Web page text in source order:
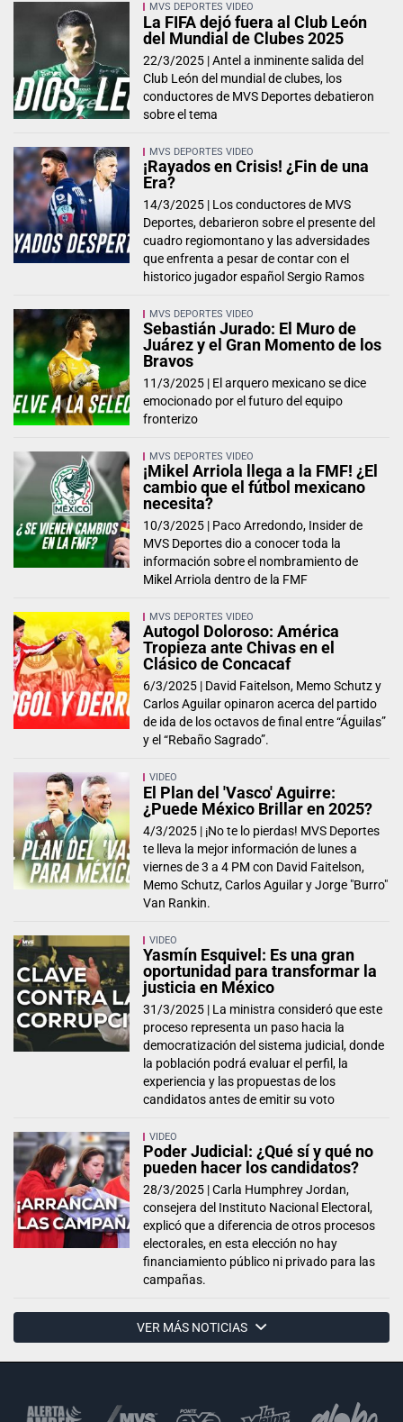
MVS DEPORTES VIDEO
La FIFA dejó fuera al Club León
del Mundial de Clubes 2025
22/3/2025 |Antel a inminente salida del
Club León del mundial de clubes, los
conductores de MVS Deportes debatieron
sobre el tema
MVS DEPORTES VIDEO
¡Rayados en Crisis! ¿Fin de una
Era?
14/3/2025 | Los conductores de MVS
Deportes, debarieron sobre el presente del
cuadro regiomontano y las adversidades
que enfrenta a pesar de contar con el
historico jugador español Sergio Ramos
MVS DEPORTES VIDEO
Sebastián Jurado: El Muro de
Juárez y el Gran Momento de los
Bravos
11/3/2025 | El arquero mexicano se dice
emocionado por el futuro del equipo
fronterizo
MVS DEPORTES VIDEO
¡Mikel Arriola llega a la FMF! ¿El
cambio que el fútbol mexicano
necesita?
10/3/2025 | Paco Arredondo, Insider de
MVS Deportes dio a conocer toda la
información sobre el nombramiento de
Mikel Arriola dentro de la FMF
MVS DEPORTES VIDEO
Autogol Doloroso: América
Tropieza ante Chivas en el
Clásico de Concacaf
6/3/2025 | David Faitelson, Memo Schutz y
Carlos Aguilar opinaron acerca del partido
de ida de los octavos de final entre “Águilas”
y el “Rebaño Sagrado”.
VIDEO
El Plan del 'Vasco' Aguirre:
¿Puede México Brillar en 2025?
4/3/2025 | ¡No te lo pierdas! MVS Deportes
te lleva la mejor información de lunes a
viernes de 3 a 4 PM con David Faitelson,
Memo Schutz, Carlos Aguilar y Jorge "Burro"
Van Rankin.
VIDEO
Yasmín Esquivel: Es una gran
oportunidad para transformar la
justicia en México
31/3/2025 | La ministra consideró que este
proceso representa un paso hacia la
democratización del sistema judicial, donde
la población podrá evaluar el perfil, la
experiencia y las propuestas de los
candidatos antes de emitir su voto
VIDEO
Poder Judicial: ¿Qué sí y qué no
pueden hacer los candidatos?
28/3/2025 |Carla Humphrey Jordan,
consejera del Instituto Nacional Electoral,
explicó que a diferencia de otros procesos
electorales, en esta elección no hay
financiamiento público ni privado para las
campañas.
VER MÁS NOTICIAS